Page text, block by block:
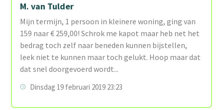
M. van Tulder
Mijn termijn, 1 persoon in kleinere woning, ging van
159 naar € 259,00! Schrok me kapot maar heb net het
bedrag toch zelf naar beneden kunnen bijstellen,
leek niet te kunnen maar toch gelukt. Hoop maar dat
dat snel doorgevoerd wordt...
Dinsdag 19 februari 2019 23:23